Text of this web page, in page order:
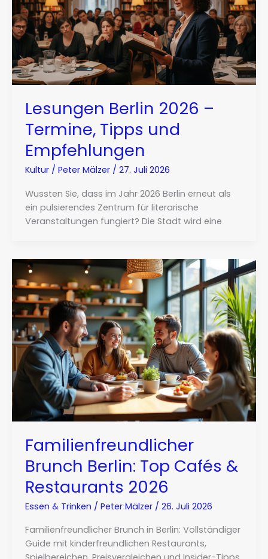
Lesungen Berlin 2026 –
Termine, Tipps und
Empfehlungen
Kultur/ Peter Mälzer / 27. Juli 2026
Wussten Sie, dass im Jahr 2026 Berlin erneut als
ein pulsierendes Zentrum für literarische
Veranstaltungen fungiert? Die Stadt wird eine
Familienfreundlicher
Brunch Berlin: Top Cafés &
Restaurants 2026
Essen & Trinken / Peter Mälzer / 26. Juli 2026
Familienfreundlicher Brunch in Berlin: Vollständiger
Guide mit kinderfreundlichen Restaurants,